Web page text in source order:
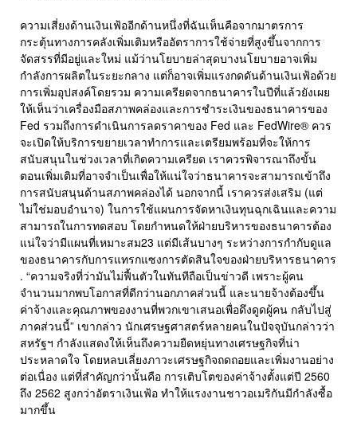
ความเสี่ยงด้านเงินเฟ้ออีกด้านหนึ่งที่ฉันเห็นคือจากมาตรการ
กระตุ้นทางการคลังเพิ่มเติมหรืออัตราการใช้จ่ายที่สูงขึ้นจากการ
จัดสรรที่มีอยู่และใหม่ แม้ว่านโยบายล่าสุดบางนโยบายอาจเพิ่ม
กำลังการผลิตในระยะกลาง แต่ก็อาจเพิ่มแรงกดดันด้านเงินเฟ้อด้วย
การเพิ่มอุปสงค์โดยรวม ความเครียดจากธนาคารในปีที่แล้วยังเผย
ให้เห็นว่าเครื่องมือสภาพคล่องและการชำระเงินของธนาคารของ
Fed รวมถึงการดำเนินการลดราคาของ Fed และ FedWire® ควร
จะเปิดให้บริการขยายเวลาทำการและเตรียมพร้อมที่จะให้การ
สนับสนุนในช่วงเวลาที่เกิดความเครียด เราควรพิจารณาถึงขั้น
ตอนเพิ่มเติมที่อาจจำเป็นเพื่อให้แน่ใจว่าธนาคารจะสามารถเข้าถึง
การสนับสนุนด้านสภาพคล่องได้ นอกจากนี้ เราควรส่งเสริม (แต่
ไม่ใช่มอบอำนาจ) ในการใช้แผนการจัดหาเงินทุนฉุกเฉินและความ
สามารถในการทดสอบ โดยกำหนดให้ฝ่ายบริหารของธนาคารต้อง
แน่ใจว่ามีแผนที่เหมาะสม23 แต่มีเส้นบางๆ ระหว่างการกำกับดูแล
ของธนาคารกับการแทรกแซงการตัดสินใจของฝ่ายบริหารธนาคาร
. “ความจริงที่ว่ามันไม่ฟื้นตัวในทันทีถือเป็นข่าวดี เพราะผู้คน
จำนวนมากพบโอกาสที่ดีกว่านอกภาคส่วนนี้ และนายจ้างต้องขึ้น
ค่าจ้างและคุณภาพของงานที่พวกเขาเสนอเพื่อดึงดูดผู้คน กลับไปสู่
ภาคส่วนนี้” เขากล่าว นักเศรษฐศาสตร์หลายคนในปัจจุบันกล่าวว่า
สหรัฐฯ กำลังแสดงให้เห็นถึงความยืดหยุ่นทางเศรษฐกิจที่น่า
ประหลาดใจ โดยหลบเลี่ยงภาวะเศรษฐกิจถดถอยและเพิ่มงานอย่าง
ต่อเนื่อง แต่ที่สำคัญกว่านั้นคือ การเติบโตของค่าจ้างตั้งแต่ปี 2560
ถึง 2562 สูงกว่าอัตราเงินเฟ้อ ทำให้แรงงานชาวอเมริกันมีกำลังซื้อ
มากขึ้น